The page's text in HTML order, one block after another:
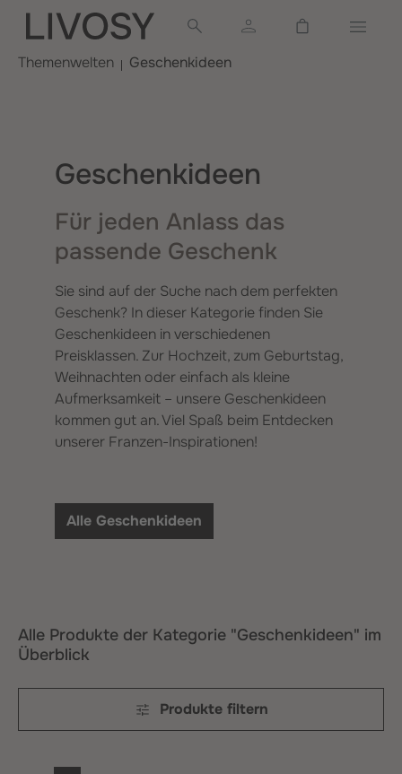
springen
Warenkorb
Themenwelten
Geschenkideen
Geschenkideen
Für jeden Anlass das
passende Geschenk
Sie sind auf der Suche nach dem perfekten
Geschenk? In dieser Kategorie finden Sie
Geschenkideen in verschiedenen
Preisklassen. Zur Hochzeit, zum Geburtstag,
Weihnachten oder einfach als kleine
Aufmerksamkeit – unsere Geschenkideen
kommen gut an. Viel Spaß beim Entdecken
unserer Franzen-Inspirationen!
Alle Geschenkideen
Alle Produkte der Kategorie "Geschenkideen" im
Überblick
Produkte filtern